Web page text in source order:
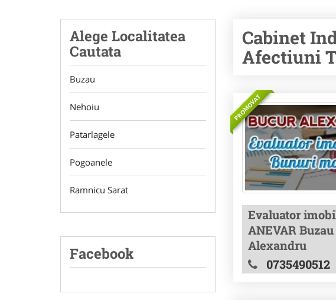
Alege Localitatea
Cautata
Buzau
Nehoiu
Patarlagele
Pogoanele
Ramnicu Sarat
Facebook
Cabinet
Afectiuni
PROMOVAT
Evaluator
ANEVAR
Alexandru
0735490512